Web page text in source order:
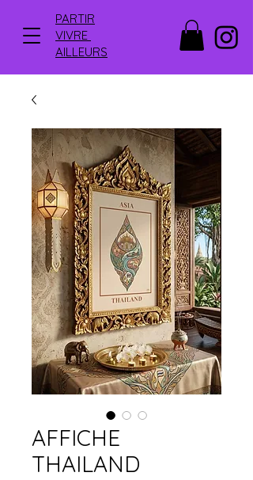
PARTIR
VIVRE
AILLEURS
AFFICHE
THAILAND